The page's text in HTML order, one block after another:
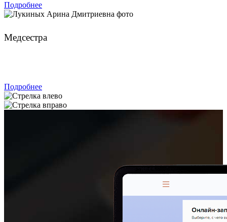
Подробнее
Медсестра
Подробнее